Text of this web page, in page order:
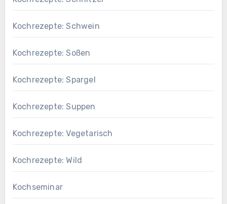
Kochrezepte: Schwein
Kochrezepte: Soßen
Kochrezepte: Spargel
Kochrezepte: Suppen
Kochrezepte: Vegetarisch
Kochrezepte: Wild
Kochseminar